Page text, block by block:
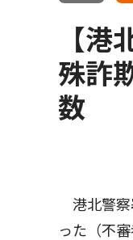
【
殊詐
数
港北警察
った（不